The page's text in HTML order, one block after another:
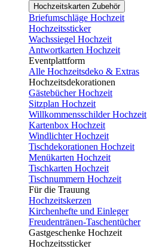
Hochzeitskarten Zubehör
Briefumschläge Hochzeit
Hochzeitssticker
Wachssiegel Hochzeit
Antwortkarten Hochzeit
Eventplattform
Alle Hochzeitsdeko & Extras
Hochzeitsdekorationen
Gästebücher Hochzeit
Sitzplan Hochzeit
Willkommensschilder Hochzeit
Kartenbox Hochzeit
Windlichter Hochzeit
Tischdekorationen Hochzeit
Menükarten Hochzeit
Tischkarten Hochzeit
Tischnummern Hochzeit
Für die Trauung
Hochzeitskerzen
Kirchenhefte und Einleger
Freudentränen-Taschentücher
Gastgeschenke Hochzeit
Hochzeitssticker